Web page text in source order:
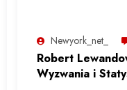
Newyork_net_
Robert
Wyzwania i